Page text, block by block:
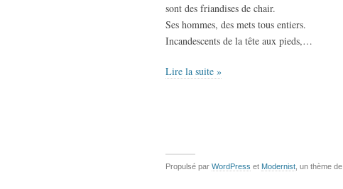
sont des friandises de chair.
Ses hommes, des mets tous entiers.
Incandescents de la tête aux pieds,…
Lire la suite »
Propulsé par WordPress et Modernist , un thème de